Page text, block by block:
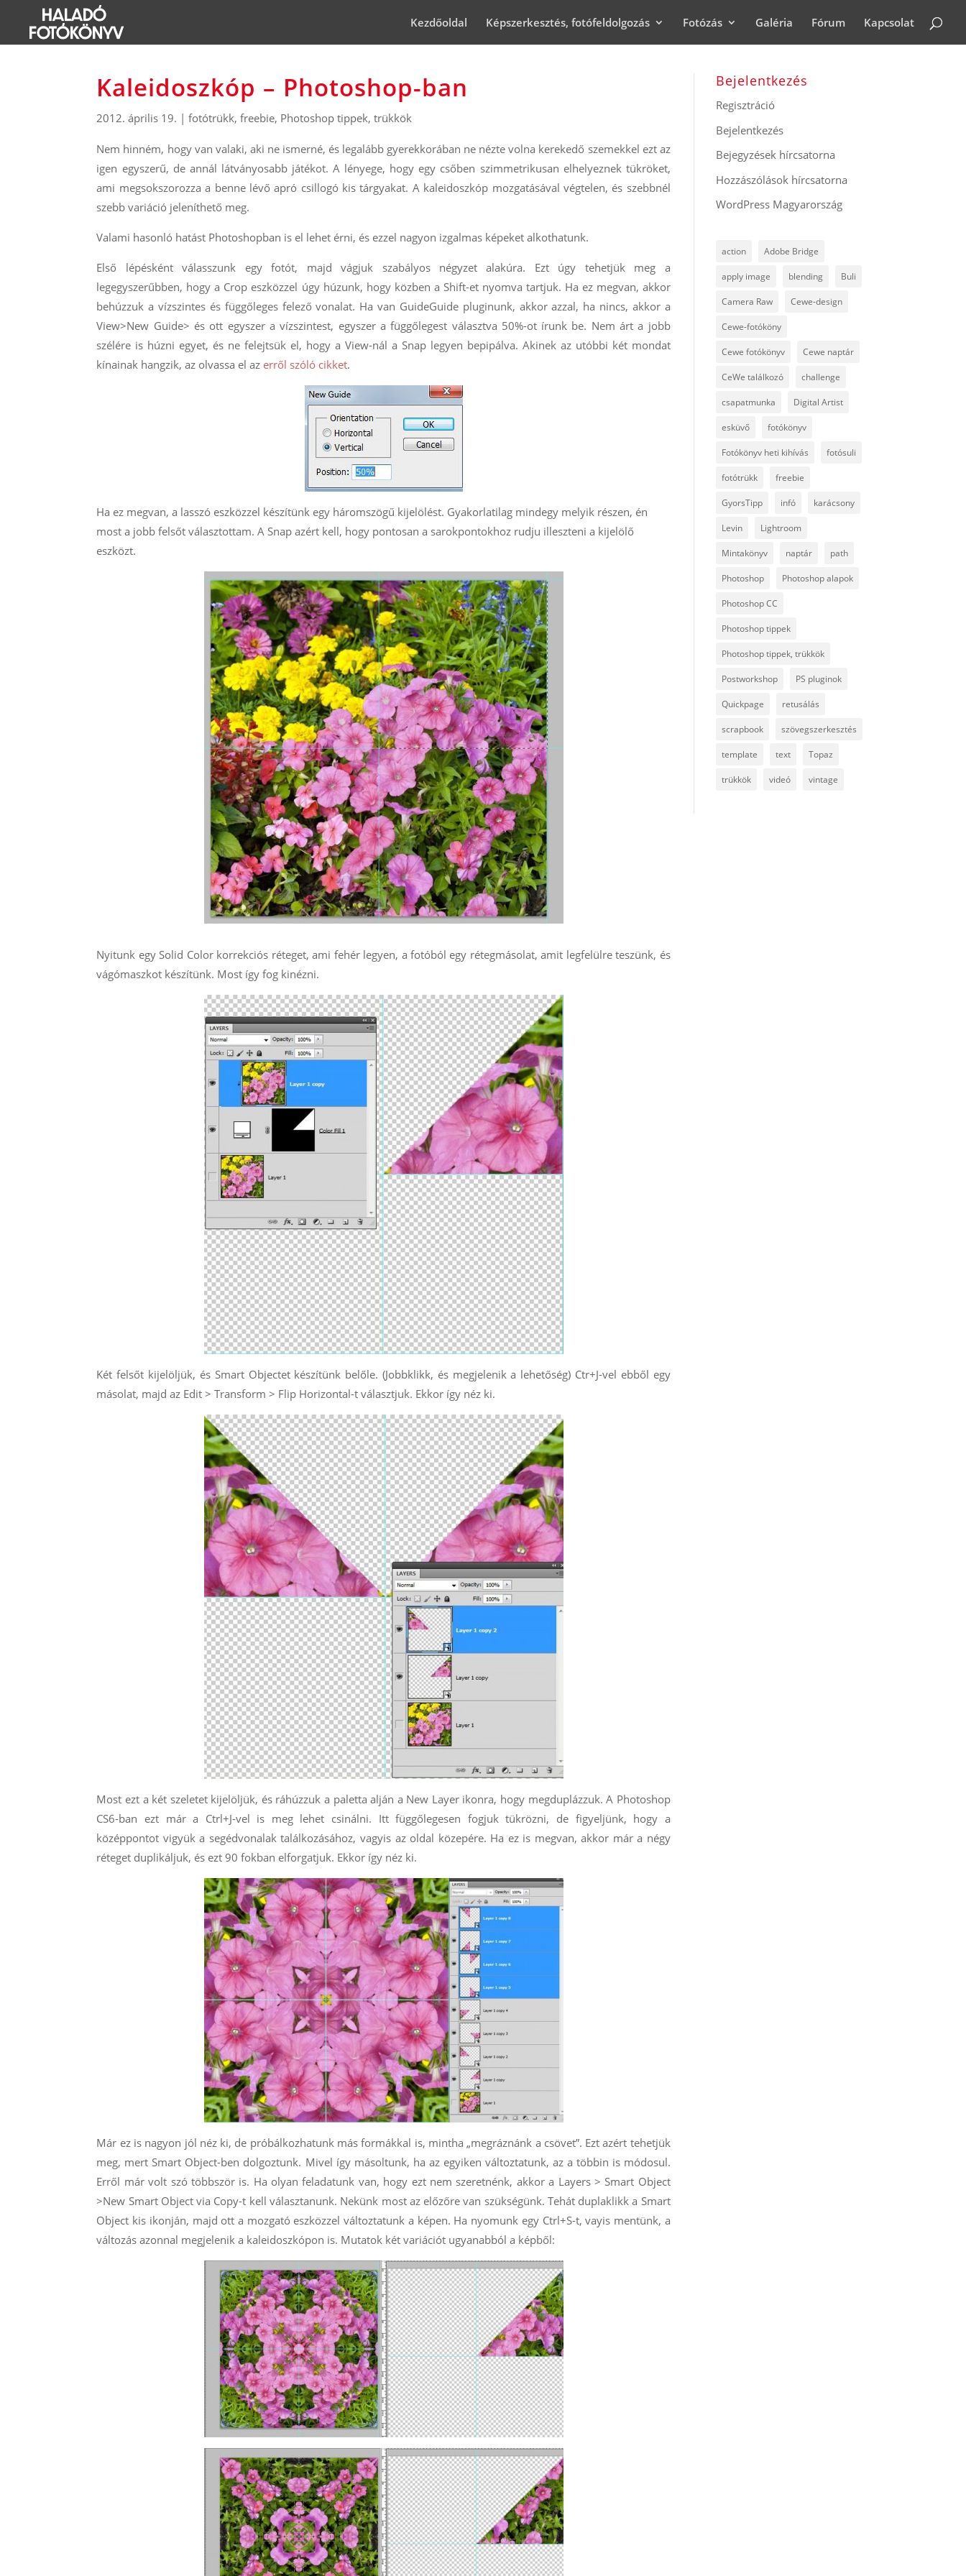
Kezdőoldal Képszerkesztés, fotófeldolgozás Fotózás Galéria Fórum Kapcsolat
Kaleidoszkóp – Photoshop-ban
2012. április 19. |fotótrükk,freebie, Photoshop tippek, trükkök
Nem hinném, hogy van valaki, aki ne ismerné, és legalább gyerekkorában ne nézte volna kerekedő szemekkel ezt az
igen egyszerű, de annál látványosabb játékot. A lényege, hogy egy csőben szimmetrikusan elhelyeznek tükröket,
ami megsokszorozza a benne lévő apró csillogó kis tárgyakat. A kaleidoszkóp mozgatásával végtelen, és szebbnél
szebb variáció jeleníthető meg.
Valami hasonló hatást Photoshopban is el lehet érni, és ezzel nagyon izgalmas képeket alkothatunk.
Első lépésként válasszunk egy fotót, majd vágjuk szabályos négyzet alakúra. Ezt úgy tehetjük meg a
legegyszerűbben, hogy a Crop eszközzel úgy húzunk, hogy közben a Shift-et nyomva tartjuk. Ha ez megvan, akkor
behúzzuk a vízszintes és függőleges felező vonalat. Ha van GuideGuide pluginunk, akkor azzal, ha nincs, akkor a
View>New Guide> és ott egyszer a vízszintest, egyszer a függőlegest választva 50%-ot írunk be. Nem árt a jobb
szélére is húzni egyet, és ne felejtsük el, hogy a View-nál a Snap legyen bepipálva. Akinek az utóbbi két mondat
kínainak hangzik, az olvassa el az erről szóló cikket.
Ha ez megvan, a lasszó eszközzel készítünk egy háromszögű kijelölést. Gyakorlatilag mindegy melyik részen, én
most a jobb felsőt választottam. A Snap azért kell, hogy pontosan a sarokpontokhoz rudju illeszteni a kijelölő
eszközt.
Nyitunk egy Solid Color korrekciós réteget, ami fehér legyen, a fotóból egy rétegmásolat, amit legfelülre teszünk, és
vágómaszkot készítünk. Most így fog kinézni.
Két felsőt kijelöljük, és Smart Objectet készítünk belőle. (Jobbklikk, és megjelenik a lehetőség) Ctr+J-vel ebből egy
másolat, majd az Edit > Transform > Flip Horizontal-t választjuk. Ekkor így néz ki.
Most ezt a két szeletet kijelöljük, és ráhúzzuk a paletta alján a New Layer ikonra, hogy megduplázzuk. A Photoshop
CS6-ban ezt már a Ctrl+J-vel is meg lehet csinálni. Itt függőlegesen fogjuk tükrözni, de figyeljünk, hogy a
középpontot vigyük a segédvonalak találkozásához, vagyis az oldal közepére. Ha ez is megvan, akkor már a négy
réteget duplikáljuk, és ezt 90 fokban elforgatjuk. Ekkor így néz ki.
Már ez is nagyon jól néz ki, de próbálkozhatunk más formákkal is, mintha „megráznánk a csövet”. Ezt azért tehetjük
meg, mert Smart Object-ben dolgoztunk. Mivel így másoltunk, ha az egyiken változtatunk, az a többin is módosul.
Erről már volt szó többször is. Ha olyan feladatunk van, hogy ezt nem szeretnénk, akkor a Layers > Smart Object
>New Smart Object via Copy-t kell választanunk. Nekünk most az előzőre van szükségünk. Tehát duplaklikk a Smart
Object kis ikonján, majd ott a mozgató eszközzel változtatunk a képen. Ha nyomunk egy Ctrl+S-t, vayis mentünk, a
változás azonnal megjelenik a kaleidoszkópon is. Mutatok két variációt ugyanabból a képből:
Bejelentkezés
Regisztráció
Bejelentkezés
Bejegyzések hírcsatorna
Hozzászólások hírcsatorna
WordPress Magyarország
action Adobe Bridge
apply image blending Buli
Camera Raw Cewe-design
Cewe-fotóköny
Cewe fotókönyv Cewe naptár
CeWe találkozó challenge
csapatmunka Digital Artist
esküvő fotókönyv
Fotókönyv heti kihívás fotósuli
fotótrükk freebie
GyorsTipp infó karácsony
Levin Lightroom
Mintakönyv naptár path
Photoshop Photoshop alapok
Photoshop CC
Photoshop tippek
Photoshop tippek, trükkök
Postworkshop PS pluginok
Quickpage retusálás
scrapbook szövegszerkesztés
template text Topaz
trükkök videó vintage